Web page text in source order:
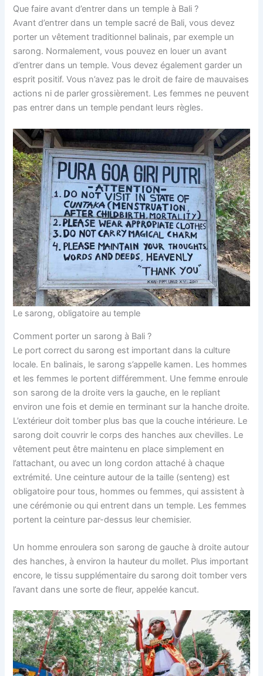
Que faire avant d’entrer dans un temple à Bali ?
Avant d’entrer dans un temple sacré de Bali, vous devez
porter un vêtement traditionnel balinais, par exemple un
sarong. Normalement, vous pouvez en louer un avant
d’entrer dans un temple. Vous devez également garder un
esprit positif. Vous n’avez pas le droit de faire de mauvaises
actions ni de parler grossièrement. Les femmes ne peuvent
pas entrer dans un temple pendant leurs règles.
Le sarong, obligatoire au temple
Comment porter un sarong à Bali ?
Le port correct du sarong est important dans la culture
locale. En balinais, le sarong s’appelle kamen. Les hommes
et les femmes le portent différemment. Une femme enroule
son sarong de la droite vers la gauche, en le repliant
environ une fois et demie en terminant sur la hanche droite.
L’extérieur doit tomber plus bas que la couche intérieure. Le
sarong doit couvrir le corps des hanches aux chevilles. Le
vêtement peut être maintenu en place simplement en
l’attachant, ou avec un long cordon attaché à chaque
extrémité. Une ceinture autour de la taille (senteng) est
obligatoire pour tous, hommes ou femmes, qui assistent à
une cérémonie ou qui entrent dans un temple. Les femmes
portent la ceinture par-dessus leur chemisier.
Un homme enroulera son sarong de gauche à droite autour
des hanches, à environ la hauteur du mollet. Plus important
encore, le tissu supplémentaire du sarong doit tomber vers
l’avant dans une sorte de fleur, appelée kancut.